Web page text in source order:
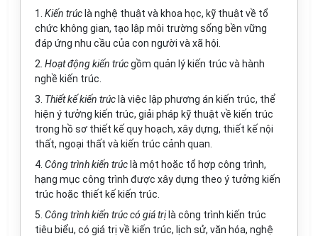
1. Kiến trúc là nghệ thuật và khoa học, kỹ thuật về tổ
chức không gian, tạo lập môi trường sống bền vững
đáp ứng nhu cầu của con người và xã hội.
2. Hoạt động kiến trúcgồm quản lý kiến trúc và hành
nghề kiến trúc.
3. Thiết kế kiến trúc là việc lập phương án kiến trúc, thể
hiện ý tưởng kiến trúc, giải pháp kỹ thuật về kiến trúc
trong hồ sơ thiết kế quy hoạch, xây dựng, thiết kế nội
thất, ngoại thất và kiến trúc cảnh quan.
4. Công trình kiến trúc là một hoặc tổ hợp công trình,
hạng mục công trình được xây dựng theo ý tưởng kiến
trúc hoặc thiết kế kiến trúc.
5. Công trình kiến trúccó giá trịlà công trình kiến trúc
tiêu biểu, có giá trị về kiến trúc, lịch sử, văn hóa, nghệ